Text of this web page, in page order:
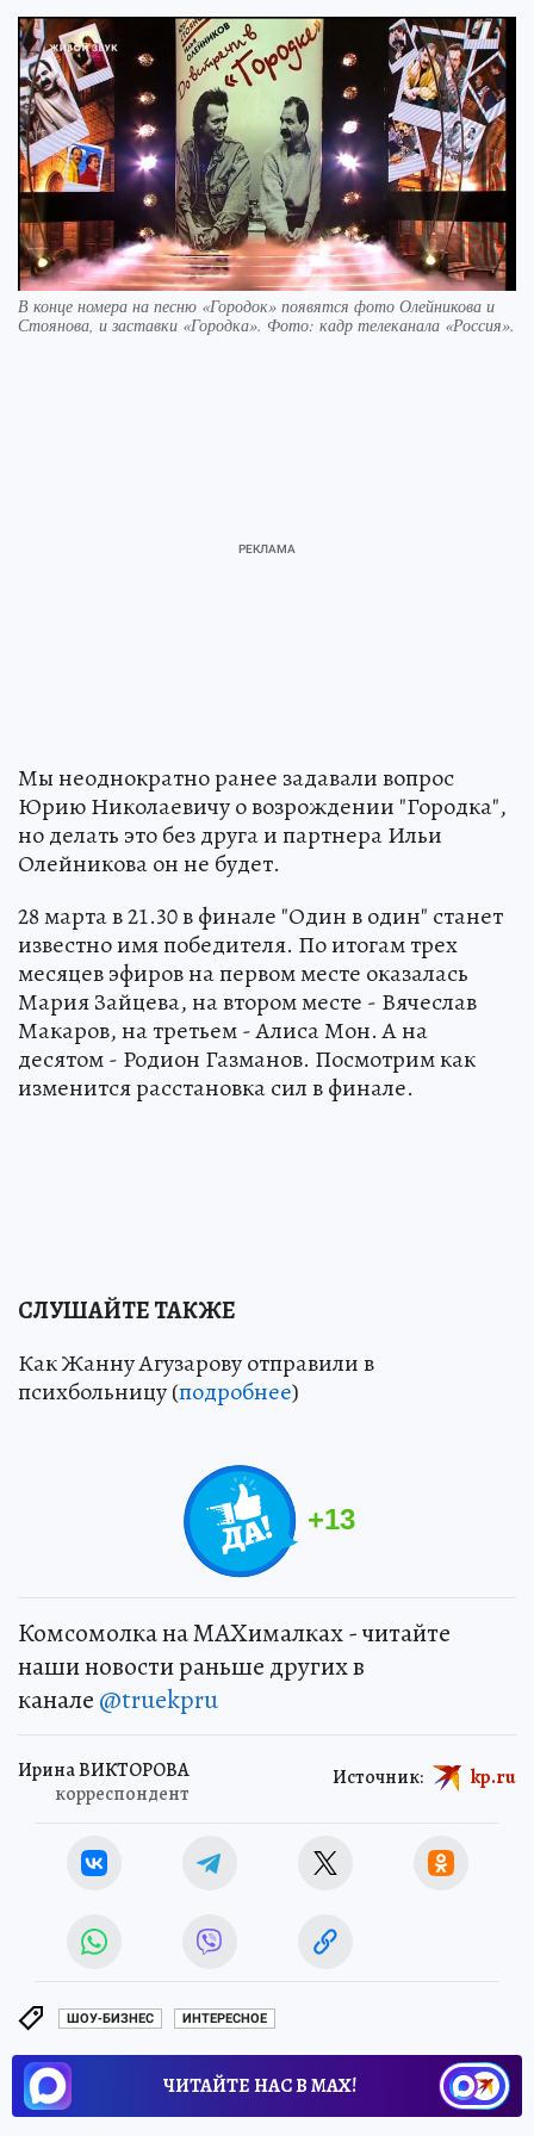
В конце номера на песню «Городок» появятся фото Олейникова и
Стоянова, и заставки «Городка». Фото: кадр телеканала «Россия».
Мы неоднократно ранее задавали вопрос
Юрию Николаевичу о возрождении "Городка",
но делать это без друга и партнера Ильи
Олейникова он не будет.
28 марта в 21.30 в финале "Один в один" станет
известно имя победителя. По итогам трех
месяцев эфиров на первом месте оказалась
Мария Зайцева, на втором месте - Вячеслав
Макаров, на третьем - Алиса Мон. А на
десятом - Родион Газманов. Посмотрим как
изменится расстановка сил в финале.
СЛУШАЙТЕ ТАКЖЕ
Как Жанну Агузарову отправили в
психбольницу (подробнее)
+13
Комсомолка на MAXималках - читайте
наши новости раньше других в
канале @truekpru
Ирина ВИКТОРОВА
корреспондент
Источник: kp.ru
ШОУ-БИЗНЕС ИНТЕРЕСНОЕ
ЧИТАЙТЕ НАС В МАХ!